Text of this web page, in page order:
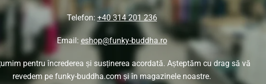
Telefon: +40 314 201 236
Email: eshop@funky-buddha.ro
pentru încrederea și susținerea acordată. Așteptăm cu drag să vă
revedem pe funky-buddha.com și în magazinele noastre.